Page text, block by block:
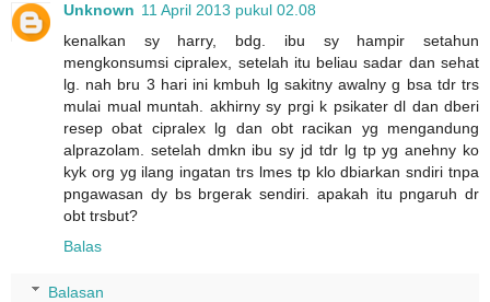
Unknown 11 April 2013 pukul 02.08
kenalkan sy harry, bdg. ibu sy hampir setahun
mengkonsumsi cipralex, setelah itu beliau sadar dan sehat
lg. nah bru 3 hari ini kmbuh lg sakitny awalny g bsa tdr trs
mulai mual muntah. akhirny sy prgi k psikater dl dan dberi
resep obat cipralex lg dan obt racikan yg mengandung
alprazolam. setelah dmkn ibu sy jd tdr lg tp yg anehny ko
kyk org yg ilang ingatan trs lmes tp klo dbiarkan sndiri tnpa
pngawasan dy bs brgerak sendiri. apakah itu pngaruh dr
obt trsbut?
Balas
Balasan